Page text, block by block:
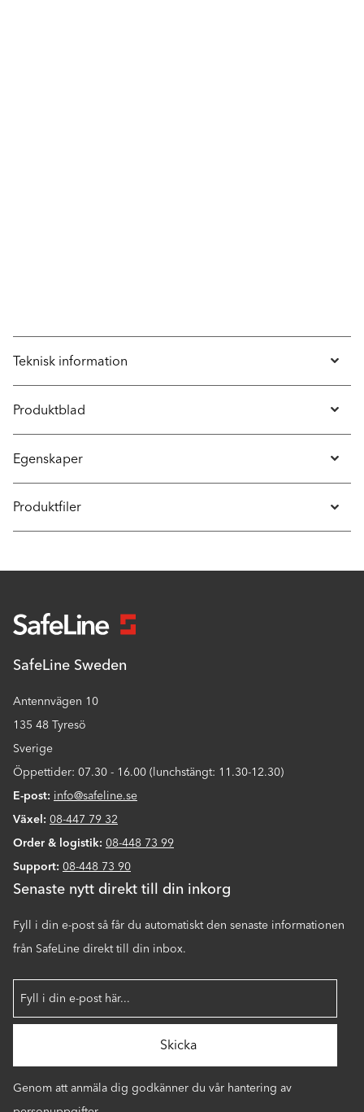
Teknisk information
Produktblad
Egenskaper
Produktfiler
SafeLine Sweden
Antennvägen 10
135 48 Tyresö
Sverige
Öppettider: 07.30 - 16.00 (lunchstängt: 11.30-12.30)
E-post: info@safeline.se
Växel: 08-447 79 32
Order & logistik: 08-448 73 99
Support: 08-448 73 90
Senaste nytt direkt till din inkorg
Fyll i din e-post så får du automatiskt den senaste informationen
från SafeLine direkt till din inbox.
Genom att anmäla dig godkänner du vår hantering av